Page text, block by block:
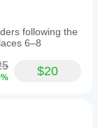
following the
6–8
$20